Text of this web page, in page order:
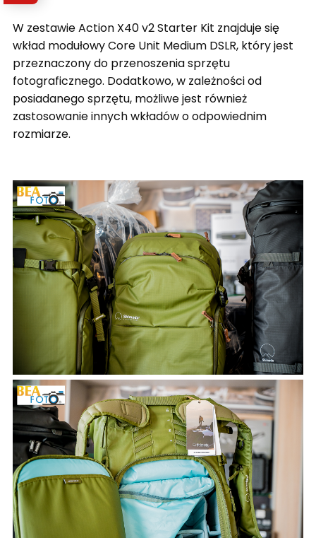
W zestawie Action X40 v2 Starter Kit znajduje się
wkład modułowy Core Unit Medium DSLR, który jest
przeznaczony do przenoszenia sprzętu
fotograficznego. Dodatkowo, w zależności od
posiadanego sprzętu, możliwe jest również
zastosowanie innych wkładów o odpowiednim
rozmiarze.